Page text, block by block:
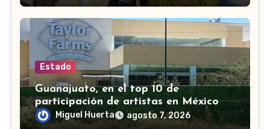
Estado
Guanajuato, en el top 10 de
participación de artistas en México
Canta, señalan en mañanera
Miguel Huerta agosto 7, 2026